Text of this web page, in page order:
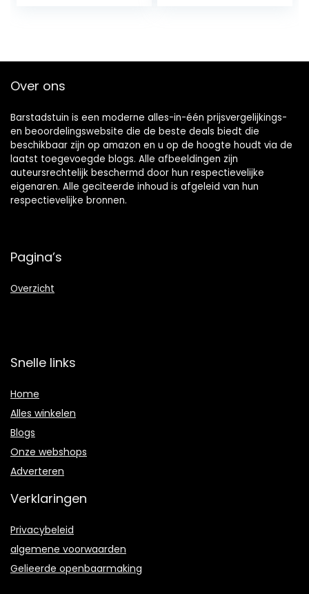
Over ons
Barstadstuin is een moderne alles-in-één prijsvergelijkings-
en beoordelingswebsite die de beste deals biedt die
beschikbaar zijn op amazon en u op de hoogte houdt via de
laatst toegevoegde blogs. Alle afbeeldingen zijn
auteursrechtelijk beschermd door hun respectievelijke
eigenaren. Alle geciteerde inhoud is afgeleid van hun
respectievelijke bronnen.
Pagina’s
Overzicht
Snelle links
Home
Alles winkelen
Blogs
Onze webshops
Adverteren
Verklaringen
Privacybeleid
algemene voorwaarden
Gelieerde openbaarmaking